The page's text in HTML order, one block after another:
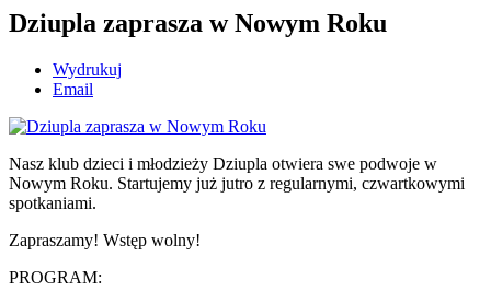
Dziupla zaprasza w Nowym Roku
Wydrukuj
Email
Nasz klub dzieci i młodzieży Dziupla otwiera swe podwoje w
Nowym Roku. Startujemy już jutro z regularnymi, czwartkowymi
spotkaniami.
Zapraszamy! Wstęp wolny!
PROGRAM: